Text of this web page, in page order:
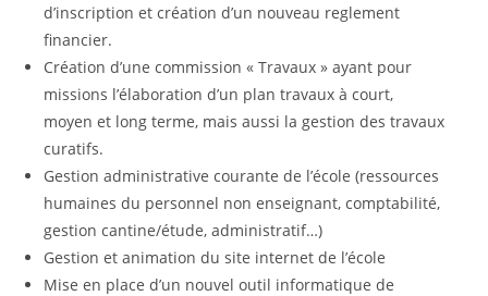
d’inscription et création d’un nouveau reglement
financier.
Création d’une commission « Travaux » ayant pour
missions l’élaboration d’un plan travaux à court,
moyen et long terme, mais aussi la gestion des travaux
curatifs.
Gestion administrative courante de l’école (ressources
humaines du personnel non enseignant, comptabilité,
gestion cantine/étude, administratif…)
Gestion et animation du site internet de l’école
Mise en place d’un nouvel outil informatique de